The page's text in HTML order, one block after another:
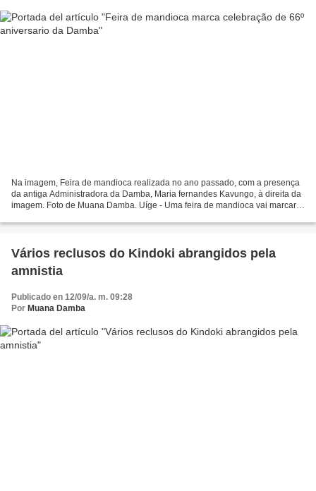
Na imagem, Feira de mandioca realizada no ano passado, com a presença
da antiga Administradora da Damba, Maria fernandes Kavungo, à direita da
imagem. Foto de Muana Damba. Uíge - Uma feira de mandioca vai marcar
Vários reclusos do Kindoki abrangidos pela
amnistia
Publicado en 12/09/a. m. 09:28
Por Muana Damba